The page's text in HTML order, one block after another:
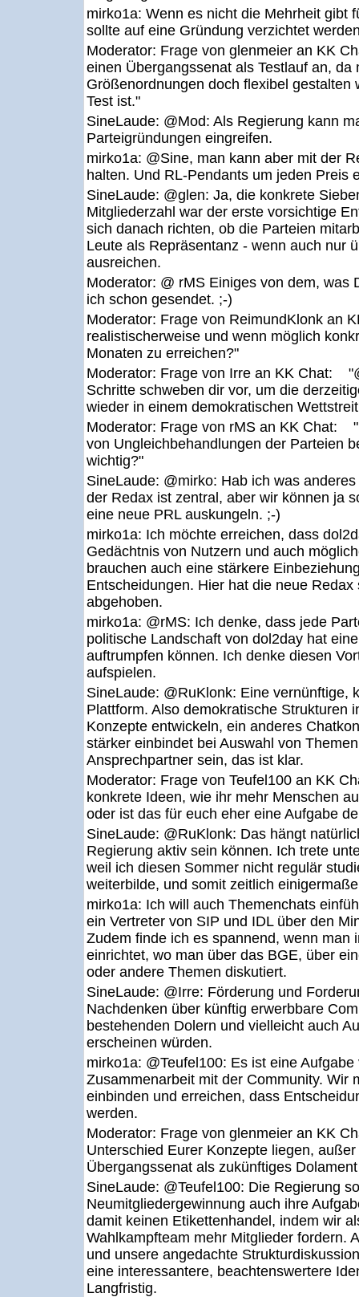
mirko1a: Wenn es nicht die Mehrheit gibt
sollte auf eine Gründung verzichtet
Moderator: Frage von glenmeier an KK
einen Übergangssenat als Testlauf an, da
Größenordnungen doch flexibel gestalten
Test ist."
SineLaude: @Mod: Als Regierung kann
Parteigründungen eingreifen.
mirko1a: @Sine, man kann aber mit der
halten. Und RL-Pendants um jeden Preis
SineLaude: @glen: Ja, die konkrete
Mitgliederzahl war der erste vorsichtige
sich danach richten, ob die Parteien
Leute als Repräsentanz - wenn auch nur
ausreichen.
Moderator: @ rMS Einiges von dem, was
ich schon gesendet. ;-)
Moderator: Frage von ReimundKlonk an
realistischerweise und wenn möglich
Monaten zu erreichen?"
Moderator: Frage von Irre an KK Chat:
Schritte schweben dir vor, um die
wieder in einem demokratischen
Moderator: Frage von rMS an KK Chat:
von Ungleichbehandlungen der Parteien
wichtig?"
SineLaude: @mirko: Hab ich was
der Redax ist zentral, aber wir können ja
eine neue PRL auskungeln. ;-)
mirko1a: Ich möchte erreichen, dass
Gedächtnis von Nutzern und auch
brauchen auch eine stärkere
Entscheidungen. Hier hat die neue
abgehoben.
mirko1a: @rMS: Ich denke, dass jede
politische Landschaft von dol2day hat
auftrumpfen können. Ich denke diesen
aufspielen.
SineLaude: @RuKlonk: Eine vernünftige,
Plattform. Also demokratische Strukturen
Konzepte entwickeln, ein anderes
stärker einbindet bei Auswahl von
Ansprechpartner sein, das ist klar.
Moderator: Frage von Teufel100 an KK
konkrete Ideen, wie ihr mehr Menschen
oder ist das für euch eher eine Aufgabe
SineLaude: @RuKlonk: Das hängt
Regierung aktiv sein können. Ich trete
weil ich diesen Sommer nicht regulär
weiterbilde, und somit zeitlich
mirko1a: Ich will auch Themenchats
ein Vertreter von SIP und IDL über den
Zudem finde ich es spannend, wenn man
einrichtet, wo man über das BGE, über
oder andere Themen diskutiert.
SineLaude: @Irre: Förderung und
Nachdenken über künftig erwerbbare
bestehenden Dolern und vielleicht auch
erscheinen würden.
mirko1a: @Teufel100: Es ist eine
Zusammenarbeit mit der Community. Wir
einbinden und erreichen, dass
werden.
Moderator: Frage von glenmeier an KK
Unterschied Eurer Konzepte liegen,
Übergangssenat als zukünftiges
SineLaude: @Teufel100: Die Regierung
Neumitgliedergewinnung auch ihre
damit keinen Etikettenhandel, indem wir
Wahlkampfteam mehr Mitglieder fordern.
und unsere angedachte
eine interessantere, beachtenswertere
Langfristig.